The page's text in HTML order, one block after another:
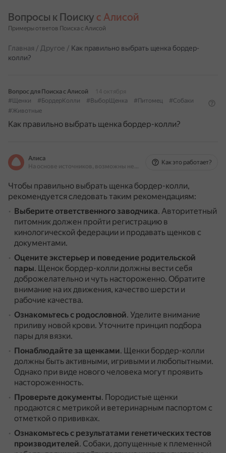
Вопросы к Поиску с Алисой
Примеры ответов Поиска с Алисой
Главная / Другое / Как правильно выбрать щенка бордер-
колли?
Вопрос для Поиска с Алисой
14 октября
#Щенки
#БордерКолли #ВыборЩенка #Питомец
#Собаки
#Животные
Как правильно выбрать щенка бордер-колли?
Алиса
На основе источников, возможны неточности
Как это работает?
Чтобы правильно выбрать щенка бордер-колли,
рекомендуется следовать таким рекомендациям:
Выберите ответственного заводчика. Авторитетный
питомник должен пройти регистрацию в
кинологической федерации и продавать щенков с
документами.
Оцените экстерьер и поведение родительской
пары. Щенок бордер-колли должны вести себя
доброжелательно и чуть настороженно. Обратите
внимание на их движения, качество шерсти и
рабочие качества.
Ознакомьтесь с родословной. Уделите внимание
приливу новой крови. Уточните принцип подбора
пары для вязки.
Понаблюдайте за щенками. Щенки бордер-колли
должны быть активными, игривыми и любопытными.
Однако при виде нового человека могут проявить
настороженность.
Проверьте документы. Породистые щенки
продаются с метрикой и ветеринарным паспортом с
отметкой о прививках.
Ознакомьтесь с результатами генетических тестов
производителей. Собаки, допущенные к племенной